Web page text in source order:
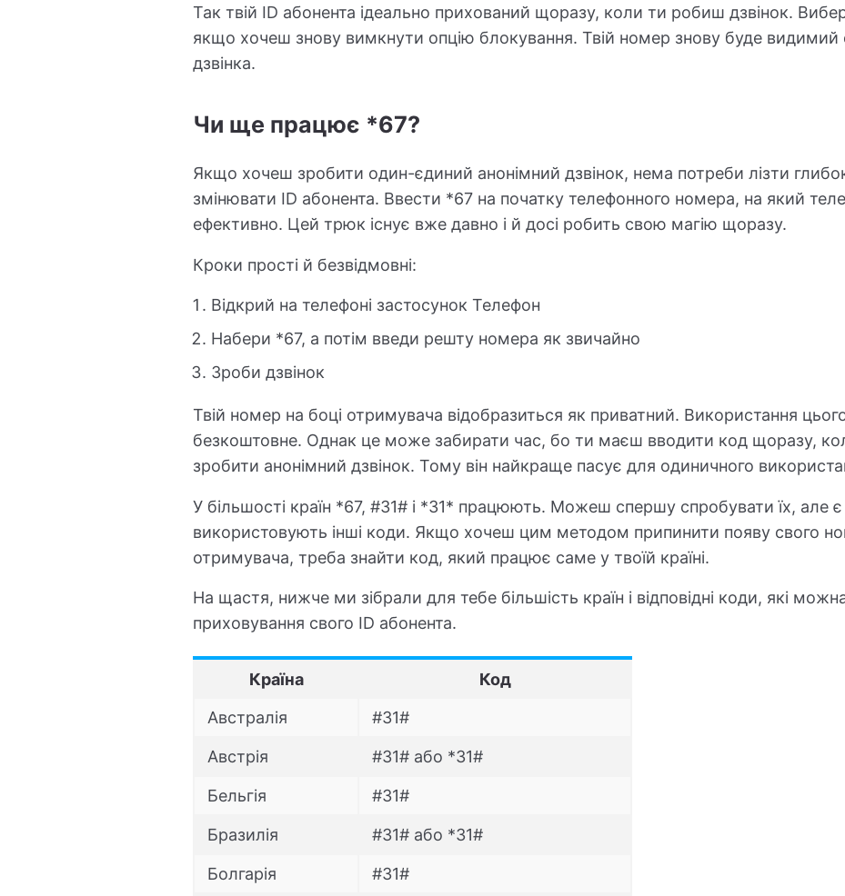
Так твій ID абонента ідеально прихований щоразу, коли ти робиш дзвінок.
якщо хочеш знову вимкнути опцію блокування. Твій номер знову буде
дзвінка.
Чи ще працює *67?
Якщо хочеш зробити один-єдиний анонімний дзвінок, нема потреби лізти
змінювати ID абонента. Ввести *67 на початку телефонного номера, на який
ефективно. Цей трюк існує вже давно і й досі робить свою магію щоразу.
Кроки прості й безвідмовні:
Відкрий на телефоні застосунок Телефон
Набери *67, а потім введи решту номера як звичайно
Зроби дзвінок
Твій номер на боці отримувача відобразиться як приватний. Використання
безкоштовне. Однак це може забирати час, бо ти маєш вводити код щоразу,
зробити анонімний дзвінок. Тому він найкраще пасує для одиничного
У більшості країн *67, #31# і *31* працюють. Можеш спершу спробувати їх, але є
використовують інші коди. Якщо хочеш цим методом припинити появу свого
отримувача, треба знайти код, який працює саме у твоїй країні.
На щастя, нижче ми зібрали для тебе більшість країн і відповідні коди, які
приховування свого ID абонента.
Країна
Код
Австралія
#31#
Австрія #31# або *31#
Бельгія #31#
Бразилія #31# або *31#
Болгарія #31#